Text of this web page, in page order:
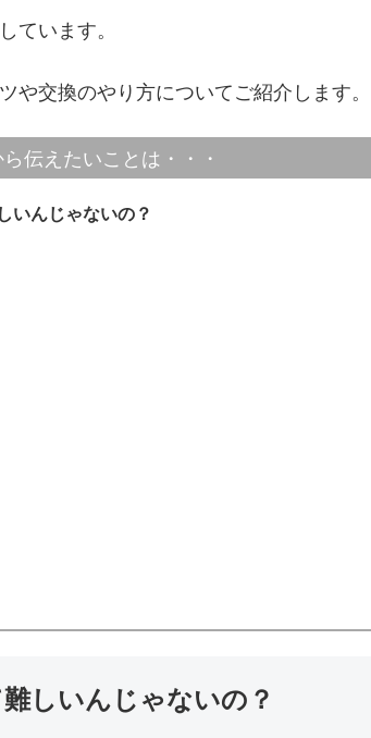
ています。
や交換のやり方についてご紹介します。
伝えたいことは・・・
いんじゃないの？
しいんじゃないの？